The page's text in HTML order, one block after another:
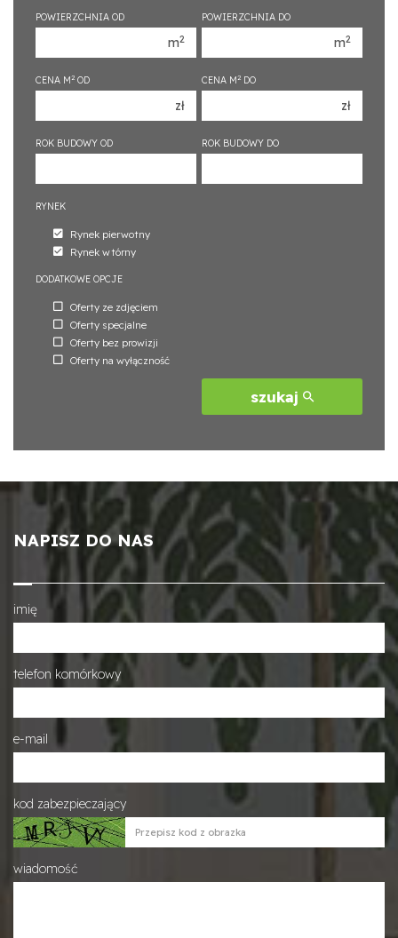
3 pokoje
4 pokoje
6 pokoi
3 pokoje
4 pokoje
6 pokoi
POWIERZCHNIA OD
m2
POWIERZCHNIA DO
m2
CENA M2 OD
zł
CENA M2 DO
zł
ROK BUDOWY OD ROK BUDOWY DO
RYNEK
Rynek pierwotny
Rynek wtórny
DODATKOWE OPCJE
Oferty ze zdjęciem
Oferty specjalne
Oferty bez prowizji
Oferty na wyłączność
szukaj
NAPISZ DO NAS
imię
telefon komórkowy
e-mail
kod zabezpieczający
wiadomość